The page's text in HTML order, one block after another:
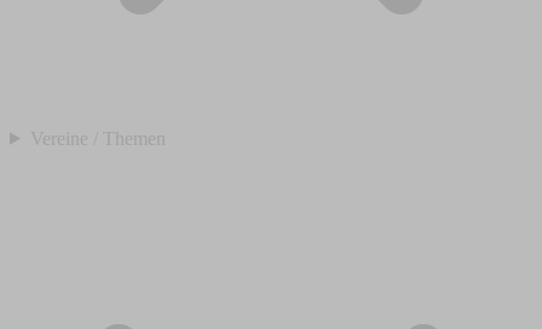
Vereine / Themen